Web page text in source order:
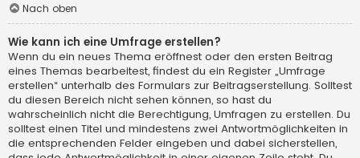
Nach oben
Wie kann ich eine Umfrage erstellen?
Wenn du ein neues Thema eröffnest oder den ersten Beitrag
eines Themas bearbeitest, findest du ein Register „Umfrage
erstellen“ unterhalb des Formulars zur Beitragserstellung. Solltest
du diesen Bereich nicht sehen können, so hast du
wahrscheinlich nicht die Berechtigung, Umfragen zu erstellen. Du
solltest einen Titel und mindestens zwei Antwortmöglichkeiten in
die entsprechenden Felder eingeben und dabei sicherstellen,